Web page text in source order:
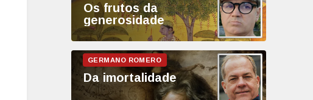
Os frutos da
generosidade
Da imortalidade